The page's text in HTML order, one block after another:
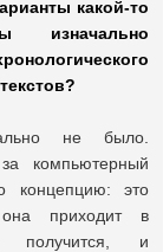
какой-то
не было.
компьютерный
концепцию: это
приходит в
и